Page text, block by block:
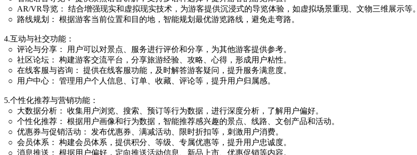
○ AR/VR导览： 结合增强现实和虚拟现实技术，为游客提供沉浸式的导览体验，如虚拟场景重现、文物三维展示等。
○ 路线规划： 根据游客当前位置和目的地，智能规划最优游览路线，避免走弯路。
4.互动与社交功能：
○ 评论与分享： 用户可以对景点、服务进行评价和分享，为其他游客提供参考。
○ 社区论坛： 构建游客交流平台，分享旅游经验、攻略、心得，形成用户粘性。
○ 在线客服与咨询： 提供在线客服功能，及时解答游客疑问，提升服务满意度。
○ 用户中心： 管理用户个人信息、订单、收藏、评论等，提升用户归属感。
5.个性化推荐与营销功能：
○ 大数据分析： 收集用户浏览、搜索、预订等行为数据，进行深度分析，了解用户偏好。
○ 个性化推荐： 根据用户画像和行为数据，智能推荐感兴趣的景点、线路、文创产品和活动。
○ 优惠券与促销活动： 发布优惠券、满减活动、限时折扣等，刺激用户消费。
○ 会员体系： 构建会员体系，提供积分、等级、专属优惠等，提升用户忠诚度。
○ 消息推送： 根据用户偏好，定向推送活动信息、新品上市、优惠促销等内容。